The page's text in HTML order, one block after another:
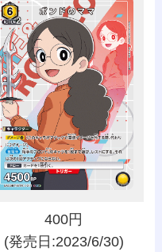
400円
(発売日:2023/6/30)